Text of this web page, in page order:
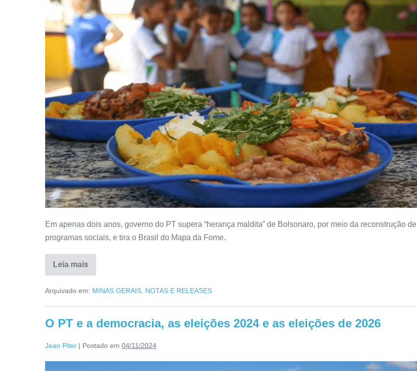
Em apenas dois anos, governo do PT supera “herança maldita” de Bolsonaro, por meio da reconstrução de
programas sociais, e tira o Brasil do Mapa da Fome.
Leia mais
Arquivado em: MINAS GERAIS NOTAS E RELEASES
O PT e a democracia, as eleições 2024 e as eleições de 2026
Jean Piter | Postado em 04/11/2024